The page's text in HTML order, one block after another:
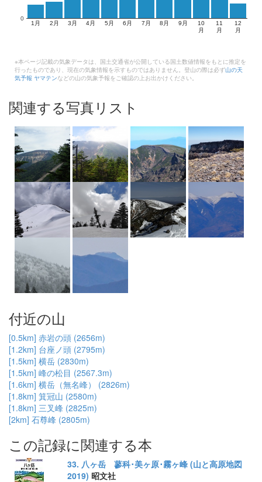
1月 2月 3月 4月 5月 6月 7月 8月 9月
10
月
11
月
12
月
0
※本ページ記載の気象データは、国土交通省が公開している国土数値情報をもとに推定を
行ったものであり、現在の気象情報を示すものではありません。登山の際は必ず山の天
気予報 ヤマテンなどの山の気象予報をご確認の上お出かけください。
関連する写真リスト
付近の山
[0.5km] 赤岩の頭 (2656m)
[1.2km] 台座ノ頭 (2795m)
[1.5km] 横岳 (2830m)
[1.5km] 峰の松目 (2567.3m)
[1.6km] 横岳（無名峰） (2826m)
[1.8km] 箕冠山 (2580m)
[1.8km] 三叉峰 (2825m)
[2km] 石尊峰 (2805m)
この記録に関連する本
33. 八ヶ岳 蓼科･美ヶ原･霧ヶ峰 (山と高原地図
2019) 昭文社